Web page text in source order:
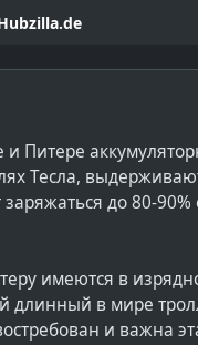
и Питере
Тесла,
до 80-90%
имеются в
длинный в мире
и важна